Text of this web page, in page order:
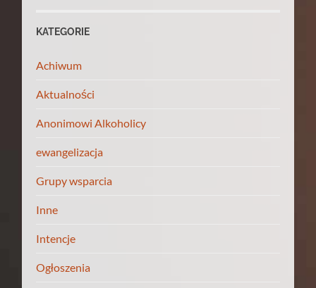
KATEGORIE
Achiwum
Aktualności
Anonimowi Alkoholicy
ewangelizacja
Grupy wsparcia
Inne
Intencje
Ogłoszenia